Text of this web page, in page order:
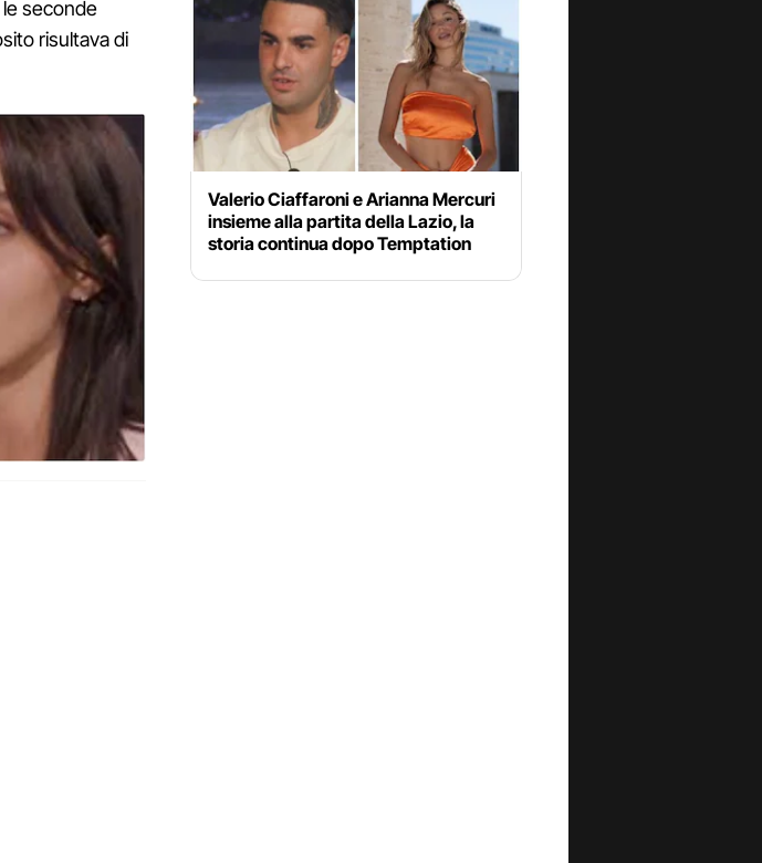
seconde
risultava di
Valerio Ciaffaroni e Arianna Mercuri
insieme alla partita della Lazio, la
storia continua dopo Temptation